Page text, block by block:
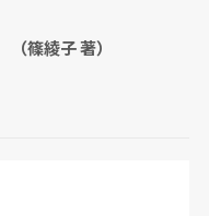
篠綾子 著）